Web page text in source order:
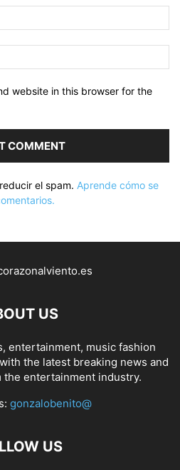
website in this browser for the
el spam. Aprende cómo se
US
entertainment, music fashion
the latest breaking news and
entertainment industry.
gonzalobenito@
US